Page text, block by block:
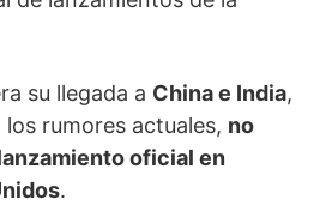
su llegada a China e India,
rumores actuales, no
oficial en
.